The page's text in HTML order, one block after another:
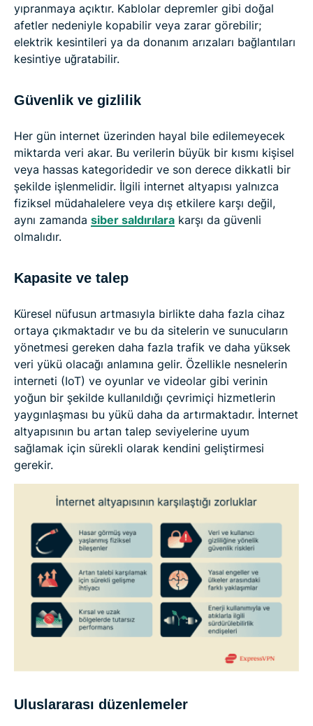
yıpranmaya açıktır. Kablolar depremler gibi doğal
afetler nedeniyle kopabilir veya zarar görebilir;
elektrik kesintileri ya da donanım arızaları bağlantıları
kesintiye uğratabilir.
Güvenlik ve gizlilik
Her gün internet üzerinden hayal bile edilemeyecek
miktarda veri akar. Bu verilerin büyük bir kısmı kişisel
veya hassas kategoridedir ve son derece dikkatli bir
şekilde işlenmelidir. İlgili internet altyapısı yalnızca
fiziksel müdahalelere veya dış etkilere karşı değil,
aynı zamanda siber saldırılara karşı da güvenli
olmalıdır.
Kapasite ve talep
Küresel nüfusun artmasıyla birlikte daha fazla cihaz
ortaya çıkmaktadır ve bu da sitelerin ve sunucuların
yönetmesi gereken daha fazla trafik ve daha yüksek
veri yükü olacağı anlamına gelir. Özellikle nesnelerin
interneti (IoT) ve oyunlar ve videolar gibi verinin
yoğun bir şekilde kullanıldığı çevrimiçi hizmetlerin
yaygınlaşması bu yükü daha da artırmaktadır. İnternet
altyapısının bu artan talep seviyelerine uyum
sağlamak için sürekli olarak kendini geliştirmesi
gerekir.
Uluslararası düzenlemeler